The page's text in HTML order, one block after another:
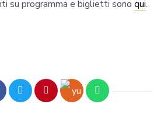
su programma e biglietti sono qui.